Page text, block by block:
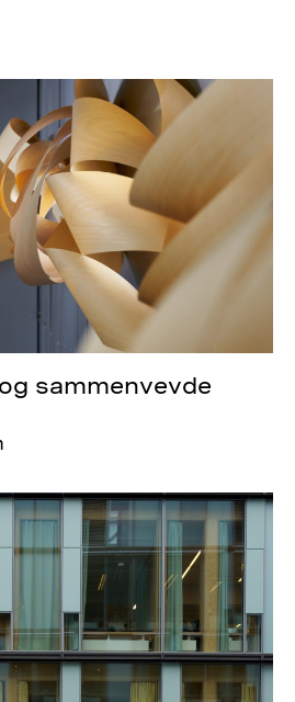
sammenvevde